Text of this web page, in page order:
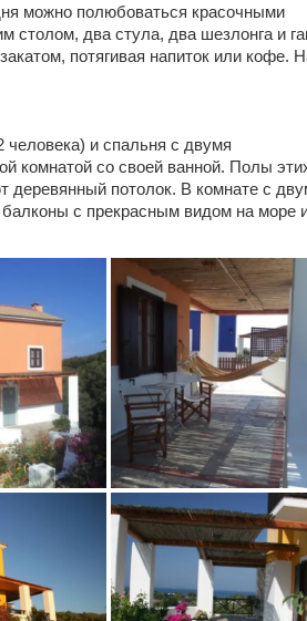
можно полюбоваться красочными
столом, два стула, два шезлонга и
потягивая напиток или кофе.
человека) и спальня с двумя
комнатой со своей ванной. Полы
потолок. В комнате с
с прекрасным видом на море